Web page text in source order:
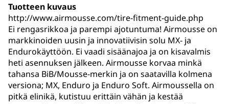
Tuotteen kuvaus
http://www.airmousse.com/tire-fitment-guide.php
Ei rengasrikkoa ja parempi ajotuntuma! Airmousse on
markkinoiden uusin ja innovatiivisin solu MX- ja
Endurokäyttöön. Ei vaadi sisäänajoa ja on kisavalmis
heti asennuksen jälkeen. Airmousse korvaa minkä
tahansa BiB/Mousse-merkin ja on saatavilla kolmena
versiona; MX, Enduro ja Enduro Soft. Airmoussella on
pitkä elinikä, kutistuu erittäin vähän ja kestää